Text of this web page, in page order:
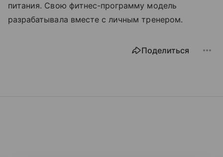
питания. Свою фитнес-программу модель
разрабатывала вместе с личным тренером.
Поделиться